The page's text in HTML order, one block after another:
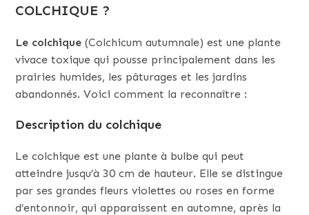
COLCHIQUE ?
Le colchique (Colchicum autumnale) est une plante
vivace toxique qui pousse principalement dans les
prairies humides, les pâturages et les jardins
abandonnés. Voici comment la reconnaître :
Description du colchique
Le colchique est une plante à bulbe qui peut
atteindre jusqu’à 30 cm de hauteur. Elle se distingue
par ses grandes fleurs violettes ou roses en forme
d’entonnoir, qui apparaissent en automne, après la